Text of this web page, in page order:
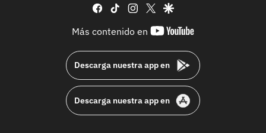
facebook
tiktok instagram
twittergoogle
Más contenido en
youtube-
Descarga nuestra app en
Descarga nuestra app en